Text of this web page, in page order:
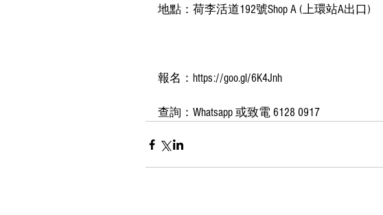
地點：荷李活道192號Shop A (上環站A出口)
報名：https://goo.gl/6K4Jnh
查詢：Whatsapp 或致電 6128 0917